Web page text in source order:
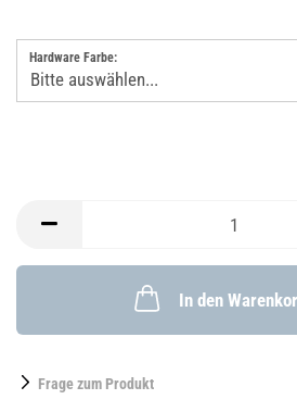
Hardware Farbe:
In den
Frage zum Produkt